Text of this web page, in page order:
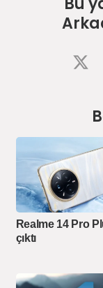
Realme 14 Pro
çıktı